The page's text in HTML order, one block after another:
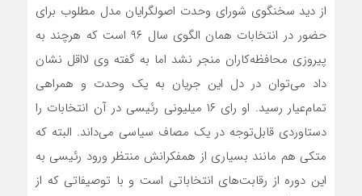
از دید سخنگوی شورای وحدت اصولگرایان مدل مطلوب برای
حضور در انتخابات همان الگوی سال ۹۶ است که هرچند به
پیروزی محافظه‌کاران منجر نشد اما به گفته وی لااقل نشان
داد می‌توان در دل این جریان به یک وحدت و همراهی
تمام‌عیار رسید. او رای ۱۶ میلیونی رئیسی در آن انتخابات را
دستاوردی قابل‌توجه در یک مصاف سیاسی می‌داند. البته که
متکی هم مانند بسیاری از همفکرانش منتظر ورود رئیسی به
این دوره از رقابت‌های انتخاباتی است و با توصیفاتی که از